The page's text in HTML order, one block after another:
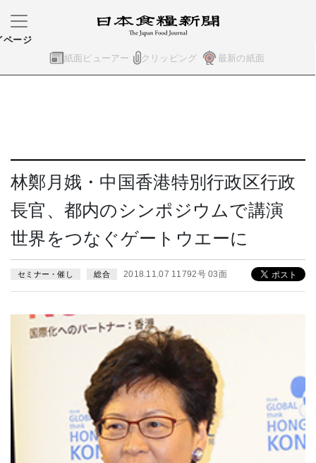
紙面ビューアー クリッピング 最新の紙面
ページ
林鄭月娥・中国香港特別行政区行政
長官、都内のシンポジウムで講演
世界をつなぐゲートウエーに
セミナー・催し 総合 2018.11.07 11792号 03面